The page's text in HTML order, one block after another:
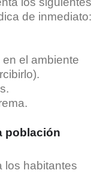
de inmediato:
el ambiente
población
los habitantes